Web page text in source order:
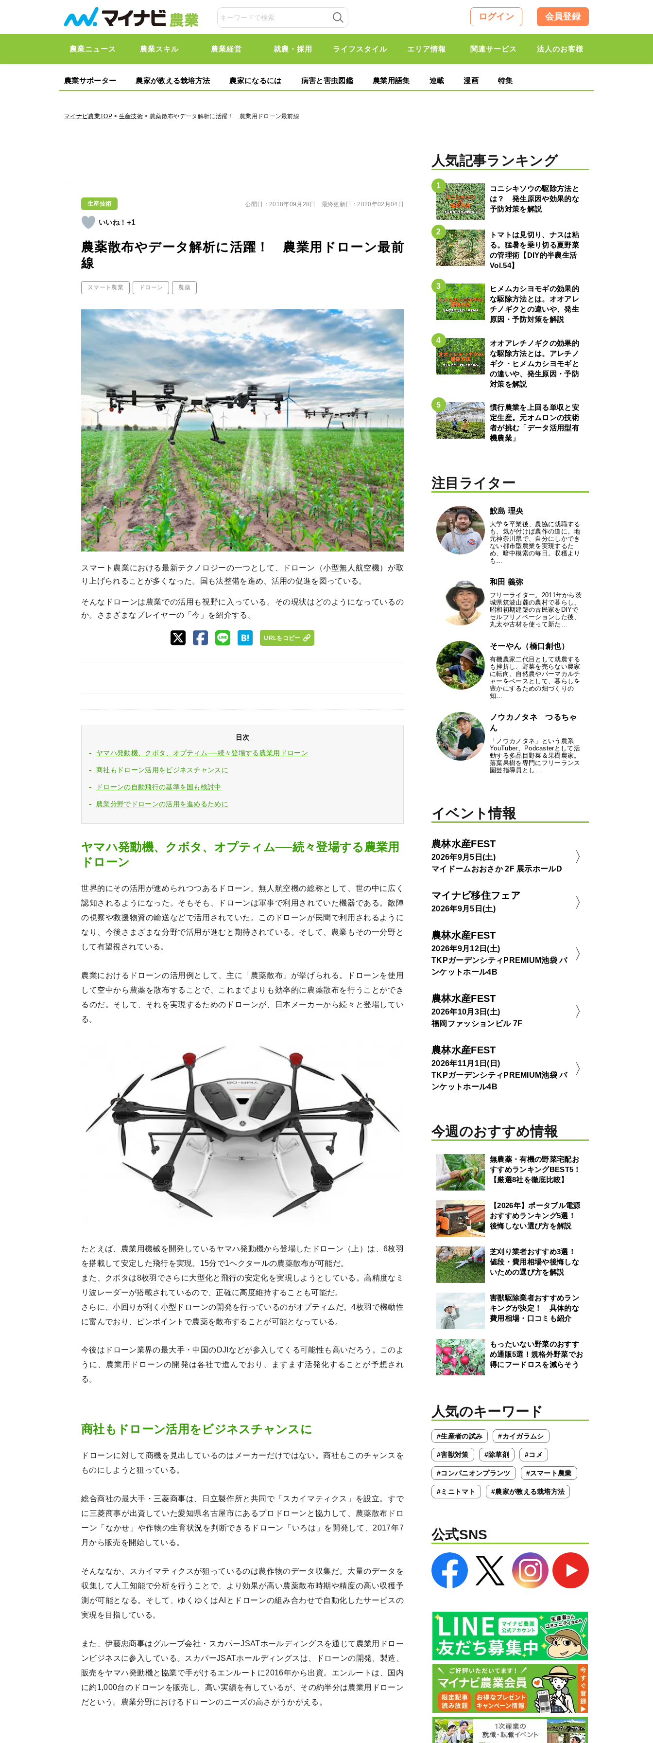
ログイン 会員登録
農業ニュース 農業スキル 農業経営 就農・採用 ライフスタイル エリア情報 関連サービス 法人のお客様
農業サポーター 農家が教える栽培方法 農家になるには 病害と害虫図鑑 農業用語集 連載 漫画 特集
マイナビ農業TOP> 生産技術 > 農薬散布やデータ解析に活躍！ 農業用ドローン最前線
生産技術
+1
農薬散布やデータ解析に活躍！ 農業用ドローン最前
線
スマート農業 ドローン 農薬
公開日：2018年09月28日 最終更新日：2020年02月04日
スマート農業における最新テクノロジーの一つとして、ドローン（小型無人航空機）が取
り上げられることが多くなった。国も法整備を進め、活用の促進を図っている。
そんなドローンは農業での活用も視野に入っている。その現状はどのようになっているの
か。さまざまなプレイヤーの「今」を紹介する。
URLをコピー
目次
ヤマハ発動機、クボタ、オプティム──続々登場する農業用ドローン
商社もドローン活用をビジネスチャンスに
ドローンの自動飛行の基準を国も検討中
農業分野でドローンの活用を進めるために
ヤマハ発動機、クボタ、オプティム──続々登場する農業用
ドローン
世界的にその活用が進められつつあるドローン。無人航空機の総称として、世の中に広く
認知されるようになった。そもそも、ドローンは軍事で利用されていた機器である。敵陣
の視察や救援物資の輸送などで活用されていた。このドローンが民間で利用されるように
なり、今後さまざまな分野で活用が進むと期待されている。そして、農業もその一分野と
して有望視されている。
農業におけるドローンの活用例として、主に「農薬散布」が挙げられる。ドローンを使用
して空中から農薬を散布することで、これまでよりも効率的に農薬散布を行うことができ
るのだ。そして、それを実現するためのドローンが、日本メーカーから続々と登場してい
る。
たとえば、農業用機械を開発しているヤマハ発動機から登場したドローン（上）は、6枚羽
を搭載して安定した飛行を実現。15分で1ヘクタールの農薬散布が可能だ。
また、クボタは8枚羽でさらに大型化と飛行の安定化を実現しようとしている。高精度なミ
リ波レーダーが搭載されているので、正確に高度維持することも可能だ。
さらに、小回りが利く小型ドローンの開発を行っているのがオプティムだ。4枚羽で機動性
に富んでおり、ピンポイントで農薬を散布することが可能となっている。
今後はドローン業界の最大手・中国のDJIなどが参入してくる可能性も高いだろう。このよ
うに、農業用ドローンの開発は各社で進んでおり、ますます活発化することが予想され
る。
商社もドローン活用をビジネスチャンスに
ドローンに対して商機を見出しているのはメーカーだけではない。商社もこのチャンスを
ものにしようと狙っている。
総合商社の最大手・三菱商事は、日立製作所と共同で「スカイマティクス」を設立。すで
に三菱商事が出資していた愛知県名古屋市にあるプロドローンと協力して、農薬散布ドロ
ーン「なかせ」や作物の生育状況を判断できるドローン「いろは」を開発して、2017年7
月から販売を開始している。
そんななか、スカイマティクスが狙っているのは農作物のデータ収集だ。大量のデータを
収集して人工知能で分析を行うことで、より効果が高い農薬散布時期や精度の高い収穫予
測が可能となる。そして、ゆくゆくはAIとドローンの組み合わせで自動化したサービスの
実現を目指している。
また、伊藤忠商事はグループ会社・スカパーJSATホールディングスを通じて農業用ドロー
ンビジネスに参入している。スカパーJSATホールディングスは、ドローンの開発、製造、
販売をヤマハ発動機と協業で手がけるエンルートに2016年から出資。エンルートは、国内
に約1,000台のドローンを販売し、高い実績を有しているが、その約半分は農業用ドローン
だという。農業分野におけるドローンのニーズの高さがうかがえる。
人気記事ランキング
コニシキソウの駆除方法と
は？ 発生原因や効果的な
予防対策を解説
トマトは見切り、ナスは粘
る。猛暑を乗り切る夏野菜
の管理術【DIY的半農生活
Vol.54】
ヒメムカシヨモギの効果的
な駆除方法とは。オオアレ
チノギクとの違いや、発生
原因・予防対策を解説
オオアレチノギクの効果的
な駆除方法とは。アレチノ
ギク・ヒメムカシヨモギと
の違いや、発生原因・予防
対策を解説
慣行農業を上回る単収と安
定生産。元オムロンの技術
者が挑む「データ活用型有
機農業」
注目ライター
鮫島 理央
大学を卒業後、農協に就職する
も、気が付けば農作の道に。地
元神奈川県で、自分にしかでき
ない都市型農業を実現するた
め、暗中模索の毎日。収穫より
も…
和田 義弥
フリーライター。2011年から茨
城県筑波山麓の農村で暮らし、
昭和初期建築の古民家をDIYで
セルフリノベーションした後、
丸太や古材を使って新た…
そーやん（橋口創也）
有機農家二代目として就農する
も挫折し、野菜を売らない農家
に転向。自然農やパーマカルチ
ャーをベースとして、暮らしを
豊かにするための畑づくりの
知…
ノウカノタネ つるちゃ
ん
「ノウカノタネ」という農系
YouTuber、Podcasterとして活
動する多品目野菜＆果樹農家。
落葉果樹を専門にフリーランス
園芸指導員とし…
イベント情報
農林水産FEST
2026年9月5日(土)
マイドームおおさか 2F 展示ホールD
マイナビ移住フェア
2026年9月5日(土)
農林水産FEST
2026年9月12日(土)
TKPガーデンシティPREMIUM池袋 バ
ンケットホール4B
農林水産FEST
2026年10月3日(土)
福岡ファッションビル 7F
農林水産FEST
2026年11月1日(日)
TKPガーデンシティPREMIUM池袋 バ
ンケットホール4B
今週のおすすめ情報
無農薬・有機の野菜宅配お
すすめランキングBEST5！
【厳選8社を徹底比較】
【2026年】ポータブル電源
おすすめランキング5選！
後悔しない選び方を解説
芝刈り業者おすすめ3選！
値段・費用相場や後悔しな
いための選び方を解説
害獣駆除業者おすすめラン
キングが決定！ 具体的な
費用相場・口コミも紹介
もったいない野菜のおすす
め通販5選！規格外野菜でお
得にフードロスを減らそう
人気のキーワード
#生産者の試み #カイガラムシ
#害獣対策 #除草剤 #コメ
#コンパニオンプランツ #スマート農業
#ミニトマト #農家が教える栽培方法
公式SNS